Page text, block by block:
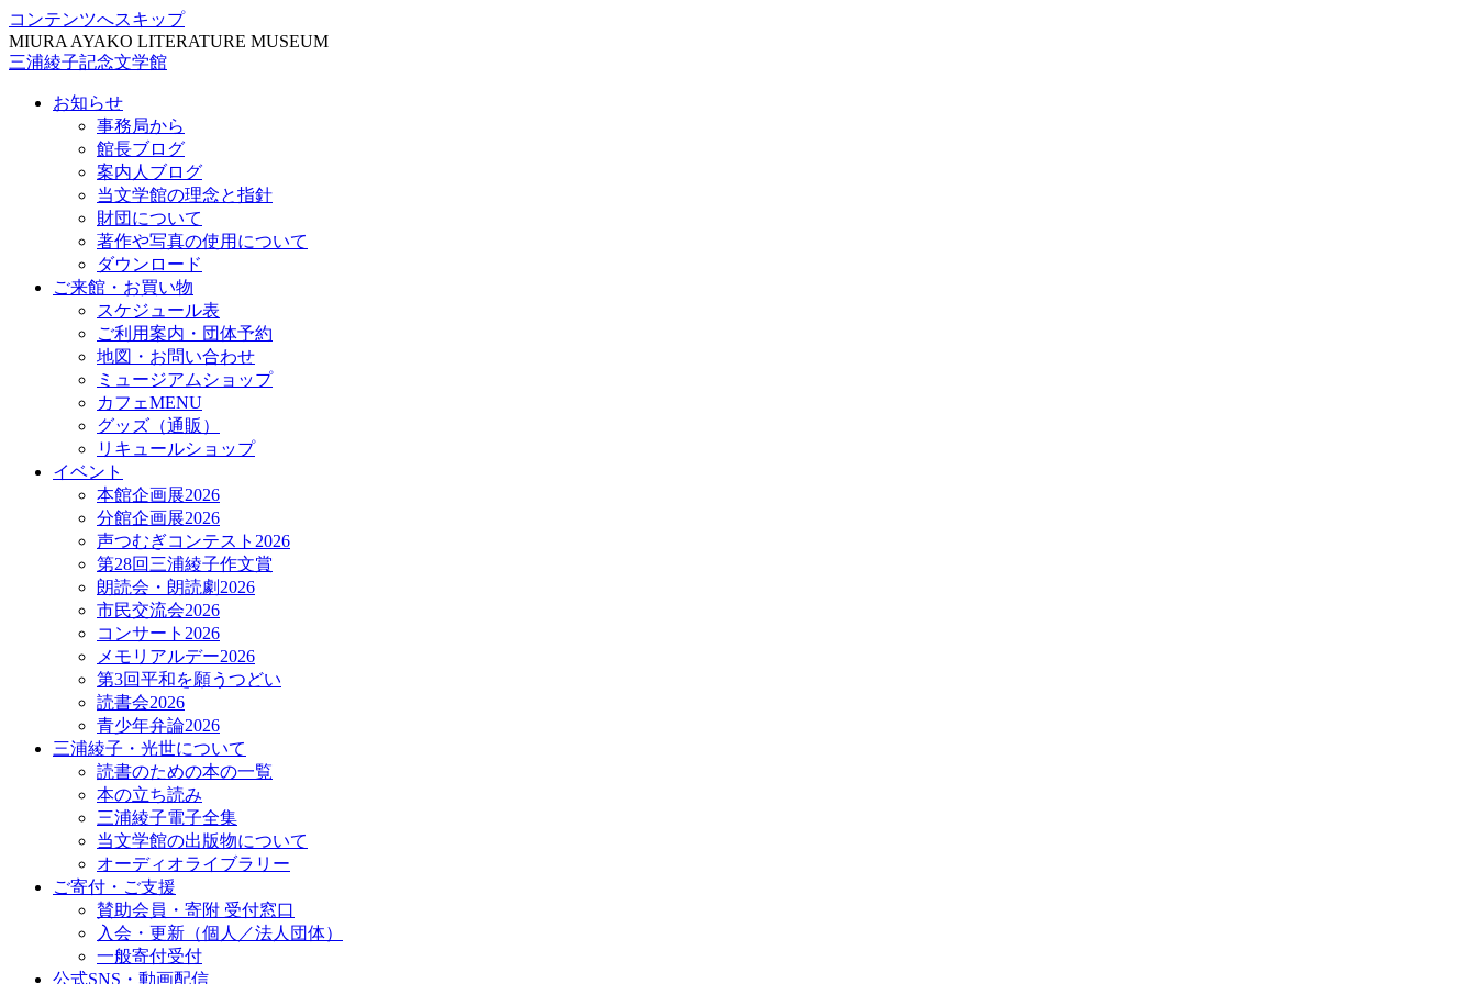
コンテンツへスキップ
MIURA AYAKO LITERATURE MUSEUM
三浦綾子記念文学館
お知らせ
事務局から
館長ブログ
案内人ブログ
当文学館の理念と指針
財団について
著作や写真の使用について
ダウンロード
ご来館・お買い物
スケジュール表
ご利用案内・団体予約
地図・お問い合わせ
ミュージアムショップ
カフェMENU
グッズ（通販）
リキュールショップ
イベント
本館企画展2026
分館企画展2026
声つむぎコンテスト2026
第28回三浦綾子作文賞
朗読会・朗読劇2026
市民交流会2026
コンサート2026
メモリアルデー2026
第3回平和を願うつどい
読書会2026
青少年弁論2026
三浦綾子・光世について
読書のための本の一覧
本の立ち読み
三浦綾子電子全集
当文学館の出版物について
オーディオライブラリー
ご寄付・ご支援
賛助会員・寄附 受付窓口
入会・更新（個人／法人団体）
一般寄付受付
公式SNS・動画配信